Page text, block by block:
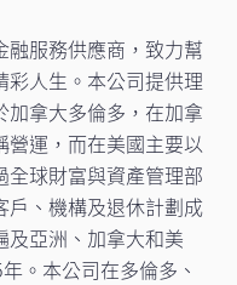
融服務供應商，致力幫
人生。本公司提供理
加拿大多倫多，在加拿
營運，而在美國主要以
全球財富與資產管理部
戶、機構及退休計劃成
及亞洲、加拿大和美
。本公司在多倫多、